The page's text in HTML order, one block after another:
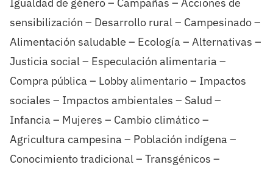
sensibilización – Desarrollo rural – Campesinado –
Alimentación saludable – Ecología – Alternativas –
Justicia social – Especulación alimentaria –
Compra pública – Lobby alimentario – Impactos
sociales – Impactos ambientales – Salud –
Infancia – Mujeres – Cambio climático –
Agricultura campesina – Población indígena –
Conocimiento tradicional – Transgénicos –